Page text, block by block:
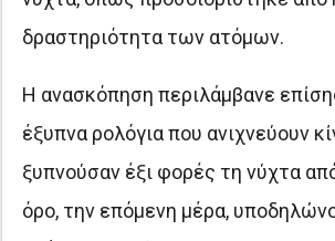
δραστηριότητα των ατόμων.
Η ανασκόπηση περιλάμβανε
έξυπνα ρολόγια που ανιχνεύουν
ξυπνούσαν έξι φορές τη νύχτα
όρο, την επόμενη μέρα,